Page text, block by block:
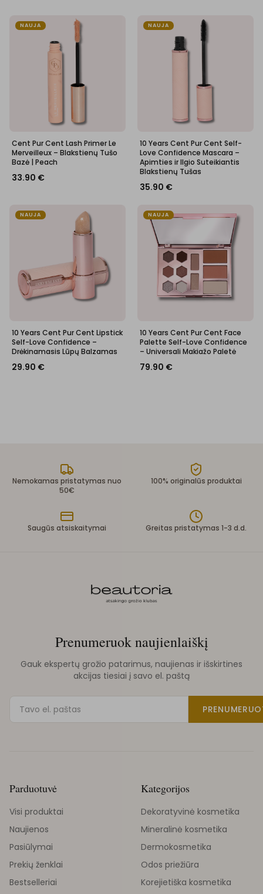
NAUJA
Cent Pur Cent Lash Primer Le
Merveilleux – Blakstienų Tušo
Bazė | Peach
33.90 €
NAUJA
10 Years Cent Pur Cent Self-
Love Confidence Mascara –
Apimties ir Ilgio Suteikiantis
Blakstienų Tušas
35.90 €
NAUJA
10 Years Cent Pur Cent Lipstick
Self-Love Confidence –
Drėkinamasis Lūpų Balzamas
29.90 €
NAUJA
10 Years Cent Pur Cent Face
Palette Self-Love Confidence
– Universali Makiažo Paletė
79.90 €
Nemokamas pristatymas nuo
50€
100% originalūs produktai
Saugūs atsiskaitymai Greitas pristatymas 1-3 d.d.
Prenumeruok naujienlaiškį
Gauk ekspertų grožio patarimus, naujienas ir išskirtines
akcijas tiesiai į savo el. paštą
Parduotuvė
Visi produktai
Naujienos
Pasiūlymai
Prekių ženklai
Bestselleriai
Kategorijos
Dekoratyvinė kosmetika
Mineralinė kosmetika
Dermokosmetika
Odos priežiūra
Korejietiška kosmetika